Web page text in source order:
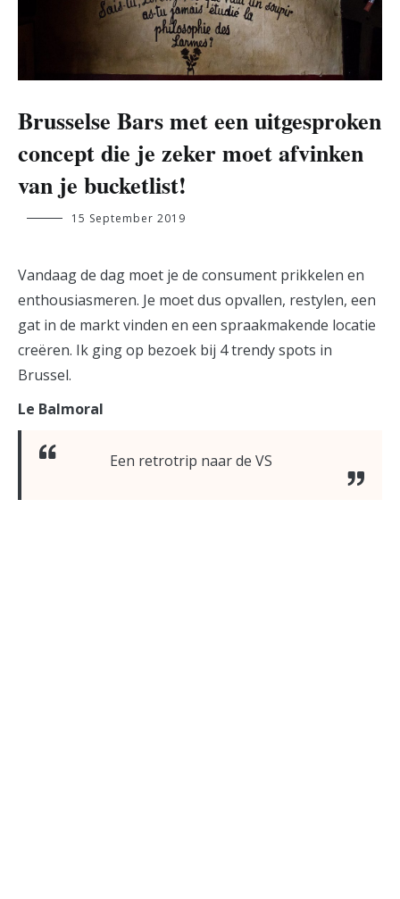
Brusselse Bars met een uitgesproken
concept die je zeker moet afvinken
van je bucketlist!
naomi.alloo@student.ehb.be
15 September 2019
Vandaag de dag moet je de consument prikkelen en
enthousiasmeren. Je moet dus opvallen, restylen, een
gat in de markt vinden en een spraakmakende locatie
creëren. Ik ging op bezoek bij 4 trendy spots in
Brussel.
Le Balmoral
Een retrotrip naar de VS